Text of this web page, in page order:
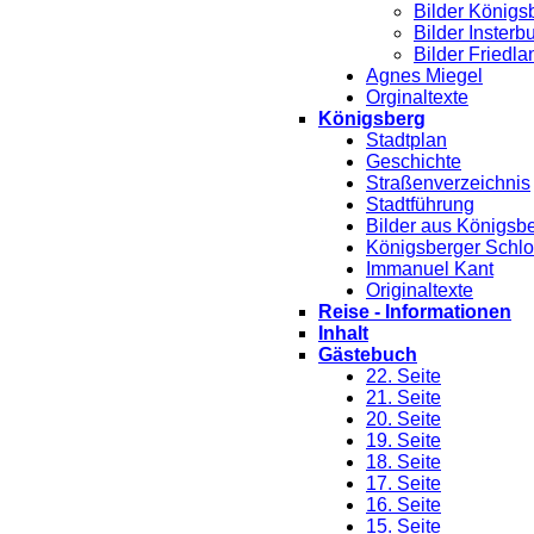
Bilder
Bilder
Bilder
Agnes Miegel
Orginaltexte
Königsberg
Stadtplan
Geschichte
Straßenverzeichnis
Stadtführung
Bilder aus
Königsberger
Immanuel Kant
Originaltexte
Reise - Informationen
Inhalt
Gästebuch
22. Seite
21. Seite
20. Seite
19. Seite
18. Seite
17. Seite
16. Seite
15. Seite